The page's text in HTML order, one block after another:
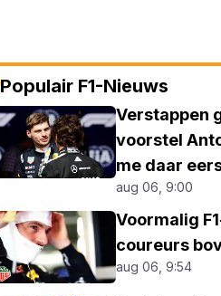
Populair F1-Nieuws
Verstappen
voorstel
me daar
aug 06, 9:00
Voormalig
coureurs
aug 06, 9:54